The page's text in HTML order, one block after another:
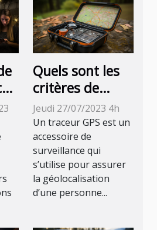
Quels sont les
critères de
choix d’un
traceur GPS ?
Jeudi 27/07/2023 4h
Un traceur GPS est un
accessoire de
surveillance qui
s’utilise pour assurer
la géolocalisation
d’une personne...